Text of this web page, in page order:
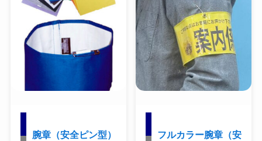
腕章（安全ピン型） フルカラー腕章（安